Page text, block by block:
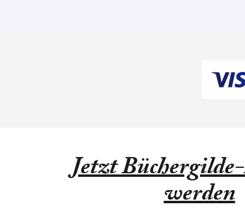
Jetzt
werden